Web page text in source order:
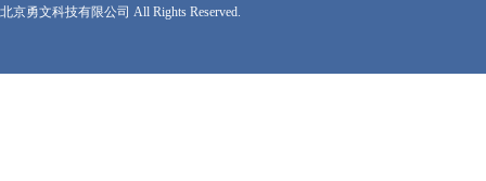
北京勇文科技有限公司 All Rights Reserved.